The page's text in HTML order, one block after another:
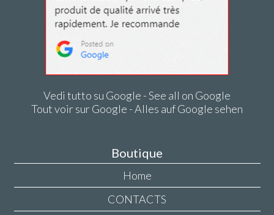
Vedi tutto su Google - See all on Google
Tout voir sur Google - Alles auf Google sehen
Boutique
Home
CONTACTS